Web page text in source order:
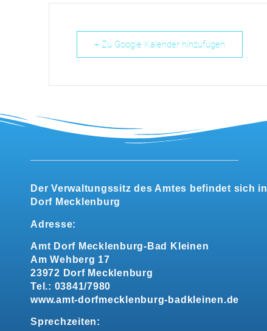
+ Zu Google Kalender hinzufügen
Der Verwaltungssitz des Amtes befindet sich in
Dorf Mecklenburg
Adresse:
Amt Dorf Mecklenburg-Bad Kleinen
Am Wehberg 17
23972 Dorf Mecklenburg
Tel.: 03841/7980
www.amt-dorfmecklenburg-badkleinen.de
Sprechzeiten: